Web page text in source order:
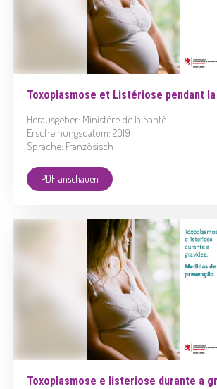
Toxoplasmose et Listériose pendant
Herausgeber: Ministère de la Santé
Erscheinungsdatum: 2019
Sprache: Französisch
PDF anschauen
Toxoplasmose e listeriose durante a